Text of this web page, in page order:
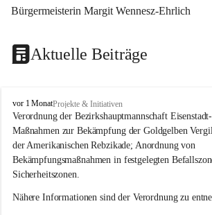
Bürgermeisterin Margit Wennesz-Ehrlich
Aktuelle Beiträge
O
s
l
i
p
vor 1 MonatProjekte & Initiativen
Verordnung der Bezirkshauptmannschaft
Maßnahmen zur Bekämpfung der Goldgelben
der Amerikanischen Rebzikade; Anordnung von
Bekämpfungsmaßnahmen in festgelegten
Sicherheitszonen.
Nähere Informationen sind der Verordnung zu